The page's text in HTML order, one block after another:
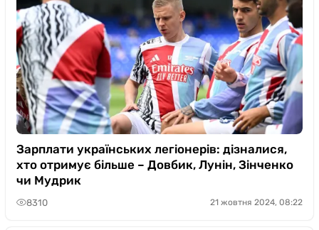
Зарплати українських легіонерів: дізналися,
хто отримує більше – Довбик, Лунін, Зінченко
чи Мудрик
8310 21 жовтня 2024, 08:22